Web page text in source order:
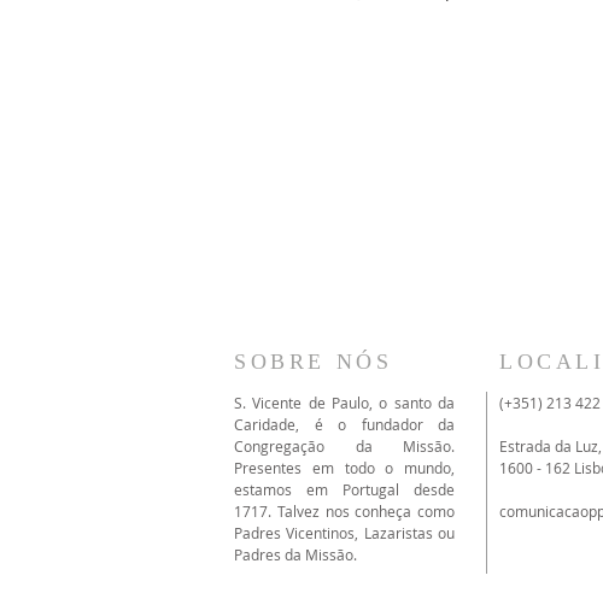
SOBRE NÓS
S. Vicente de Paulo, o santo da
Caridade, é o fundador da
Congregação da Missão.
Presentes em todo o mundo,
estamos em Portugal desde
1717. Talvez nos conheça como
Padres Vicentinos, Lazaristas ou
Padres da Missão.
(+351) 213
Estrada da
1600 - 162